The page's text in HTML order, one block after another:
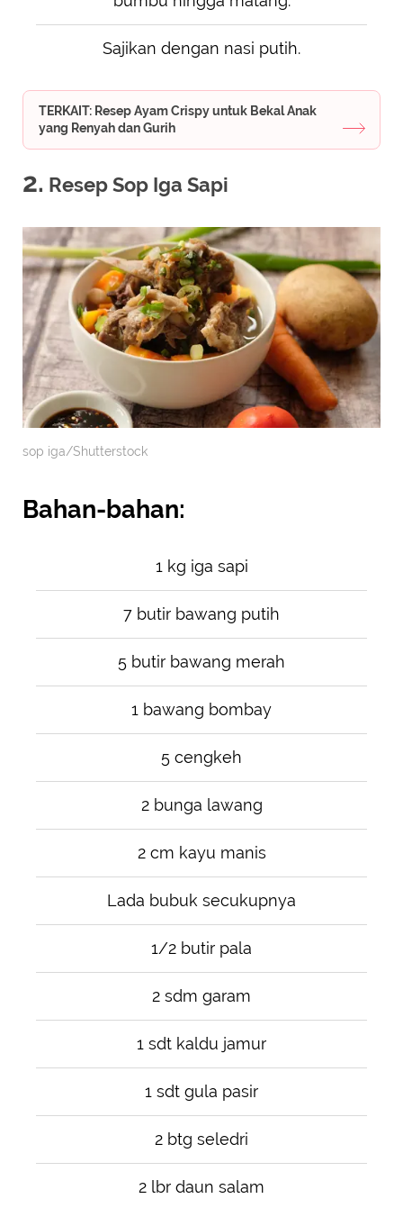
Sajikan dengan nasi putih.
TERKAIT: Resep Ayam Crispy untuk Bekal Anak
yang Renyah dan Gurih
2. Resep Sop Iga Sapi
sop iga/Shutterstock
Bahan-bahan:
1 kg iga sapi
7 butir bawang putih
5 butir bawang merah
1 bawang bombay
5 cengkeh
2 bunga lawang
2 cm kayu manis
Lada bubuk secukupnya
1/2 butir pala
2 sdm garam
1 sdt kaldu jamur
1 sdt gula pasir
2 btg seledri
2 lbr daun salam